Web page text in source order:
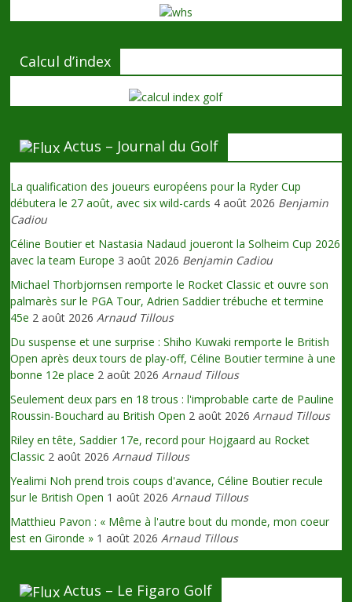
Calcul d’index
Actus – Journal du Golf
La qualification des joueurs européens pour la Ryder Cup
débutera le 27 août, avec six wild-cards 4 août 2026 Benjamin
Cadiou
Céline Boutier et Nastasia Nadaud joueront la Solheim Cup 2026
avec la team Europe 3 août 2026 Benjamin Cadiou
Michael Thorbjornsen remporte le Rocket Classic et ouvre son
palmarès sur le PGA Tour, Adrien Saddier trébuche et termine
45e 2 août 2026 Arnaud Tillous
Du suspense et une surprise : Shiho Kuwaki remporte le British
Open après deux tours de play-off, Céline Boutier termine à une
bonne 12e place 2 août 2026 Arnaud Tillous
Seulement deux pars en 18 trous : l'improbable carte de Pauline
Roussin-Bouchard au British Open 2 août 2026 Arnaud Tillous
Riley en tête, Saddier 17e, record pour Hojgaard au Rocket
Classic 2 août 2026 Arnaud Tillous
Yealimi Noh prend trois coups d'avance, Céline Boutier recule
sur le British Open 1 août 2026 Arnaud Tillous
Matthieu Pavon : « Même à l'autre bout du monde, mon coeur
est en Gironde » 1 août 2026 Arnaud Tillous
Actus – Le Figaro Golf